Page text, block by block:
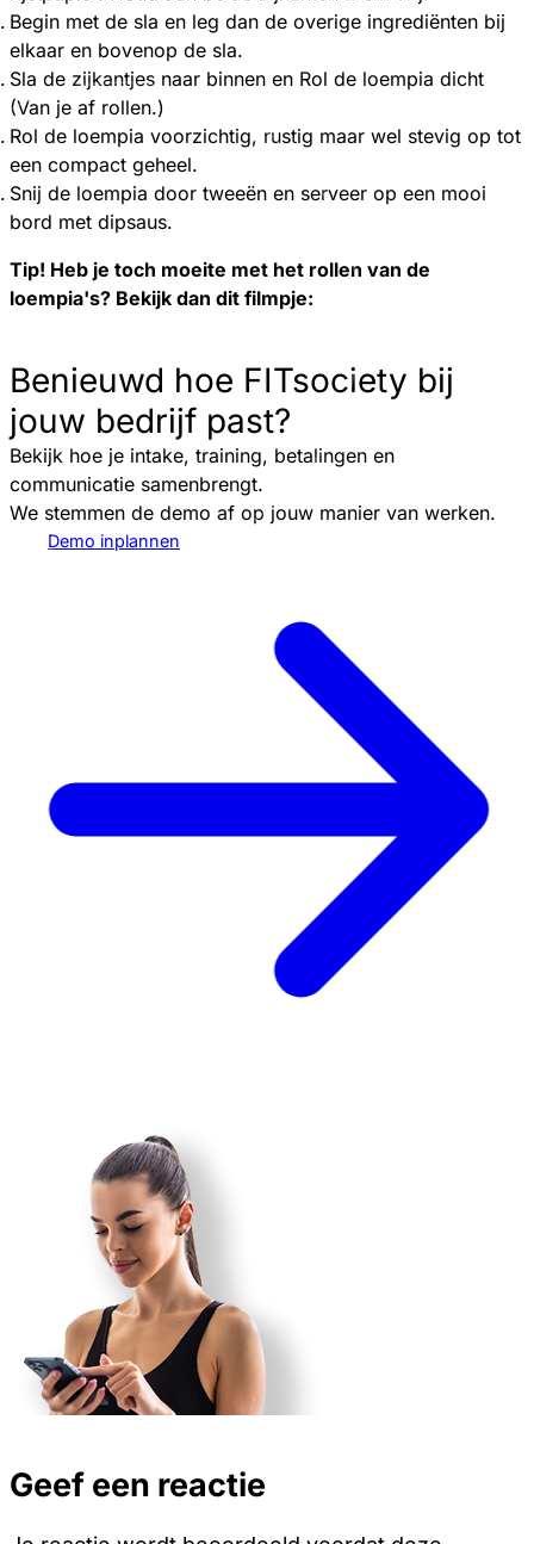
Begin met de sla en leg dan de overige ingrediënten bij
elkaar en bovenop de sla.
Sla de zijkantjes naar binnen en Rol de loempia dicht
(Van je af rollen.)
Rol de loempia voorzichtig, rustig maar wel stevig op tot
een compact geheel.
Snij de loempia door tweeën en serveer op een mooi
bord met dipsaus.
Tip! Heb je toch moeite met het rollen van de
loempia's? Bekijk dan dit filmpje:
Benieuwd hoe FITsociety bij
jouw bedrijf past?
Bekijk hoe je intake, training, betalingen en
communicatie samenbrengt.
We stemmen de demo af op jouw manier van werken.
Demo inplannen
Geef een reactie